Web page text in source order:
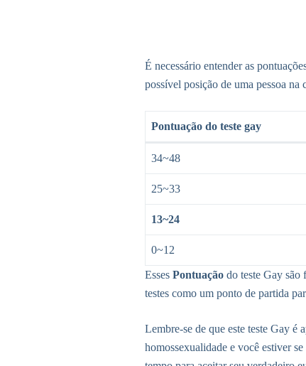
É necessário entender as
possível posição de uma pessoa
Pontuação do teste gay
34~48
25~33
13~24
0~12
EssesPontuação do teste Gay são
testes como um ponto de partida
Lembre-se de que este teste Gay é
homossexualidade e você estiver